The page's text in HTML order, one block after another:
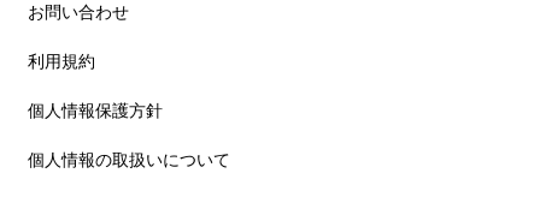
お問い合わせ
利用規約
個人情報保護方針
個人情報の取扱いについて